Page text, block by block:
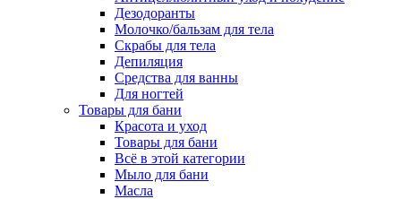
Дезодоранты
Молочко/бальзам для тела
Скрабы для тела
Депиляция
Средства для ванны
Для ногтей
Товары для бани
Красота и уход
Товары для бани
Всё в этой категории
Мыло для бани
Масла